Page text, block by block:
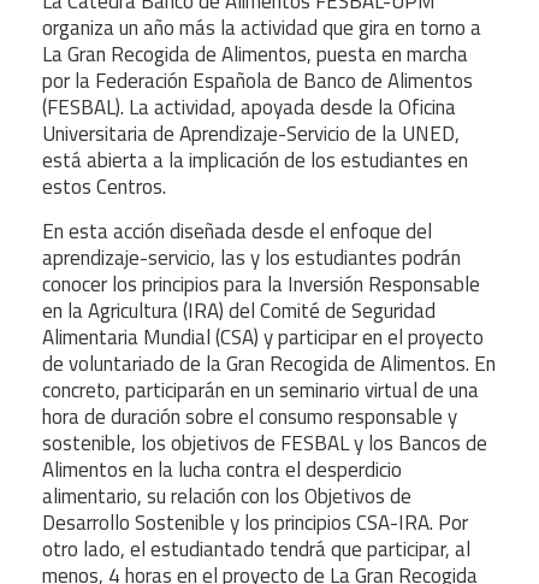
organiza un año más la actividad que gira en torno a
La Gran Recogida de Alimentos, puesta en marcha
por la Federación Española de Banco de Alimentos
(FESBAL). La actividad, apoyada desde la Oficina
Universitaria de Aprendizaje-Servicio de la UNED,
está abierta a la implicación de los estudiantes en
estos Centros.
En esta acción diseñada desde el enfoque del
aprendizaje-servicio, las y los estudiantes podrán
conocer los principios para la Inversión Responsable
en la Agricultura (IRA) del Comité de Seguridad
Alimentaria Mundial (CSA) y participar en el proyecto
de voluntariado de la Gran Recogida de Alimentos. En
concreto, participarán en un seminario virtual de una
hora de duración sobre el consumo responsable y
sostenible, los objetivos de FESBAL y los Bancos de
Alimentos en la lucha contra el desperdicio
alimentario, su relación con los Objetivos de
Desarrollo Sostenible y los principios CSA-IRA. Por
otro lado, el estudiantado tendrá que participar, al
menos, 4 horas en el proyecto de La Gran Recogida